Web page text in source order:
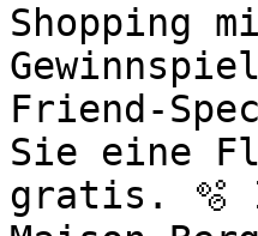
Shopping
Friend-
Sie eine
gratis. 🫧